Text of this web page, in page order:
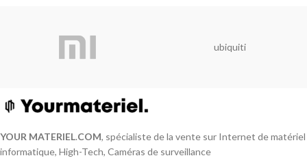
ubiquiti
YOUR MATERIEL.COM, spécialiste de la vente sur Internet de matériel
informatique, High-Tech, Caméras de surveillance